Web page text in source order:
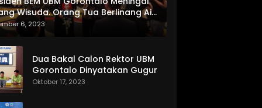
Wisuda. Orang Tua Berlinang Air
Menerima SKL dan Pemasangan
6, 2023
Dua Bakal Calon Rektor UBM
Gorontalo Dinyatakan Gugur
Oktober 17, 2023